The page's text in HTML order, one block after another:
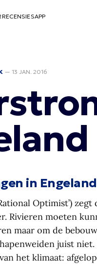
RECENSIESAPP
— 13 JAN. 2016
in Engeland
Optimist’)
Rivieren moeten
maar om de
juist
het klimaat: